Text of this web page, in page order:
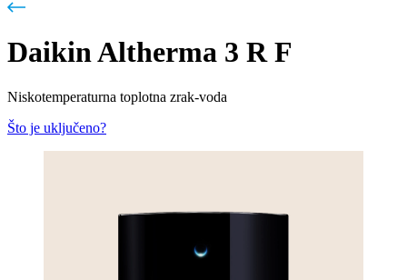
Daikin Altherma 3 R F
Niskotemperaturna toplotna zrak-voda
Što je uključeno?